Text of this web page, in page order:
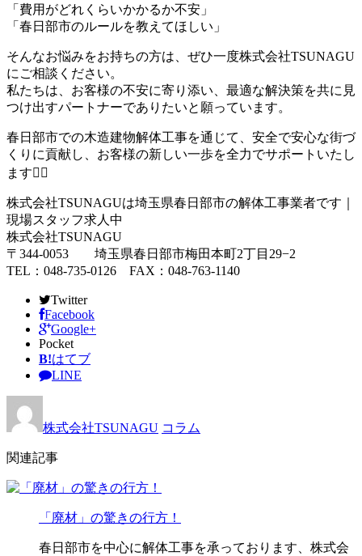
「費用がどれくらいかかるか不安」
「春日部市のルールを教えてほしい」
そんなお悩みをお持ちの方は、ぜひ一度株式会社TSUNAGU
にご相談ください。
私たちは、お客様の不安に寄り添い、最適な解決策を共に見
つけ出すパートナーでありたいと願っています。
春日部市での木造建物解体工事を通じて、安全で安心な街づ
くりに貢献し、お客様の新しい一歩を全力でサポートいたし
ます👷‍♂️
株式会社TSUNAGUは埼玉県春日部市の解体工事業者です｜
現場スタッフ求人中
株式会社TSUNAGU
〒344-0053 埼玉県春日部市梅田本町2丁目29−2
TEL：048-735-0126 FAX：048-763-1140
Twitter
Facebook
Google+
Pocket
B!はてブ
LINE
株式会社TSUNAGU コラム
関連記事
「廃材」の驚きの行方！
春日部市を中心に解体工事を承っております、株式会